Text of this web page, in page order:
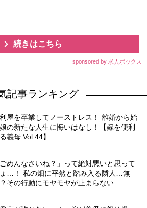
続きはこちら
sponsored by 求人ボックス
記事ランキング
屋を卒業してノーストレス！ 離婚から始
の新たな人生に悔いはなし！【嫁を便利
義母 Vol.44】
ごめんなさいね？」って絶対悪いと思って
…！ 私の畑に平然と踏み入る隣人…無
その行動にモヤモヤが止まらない